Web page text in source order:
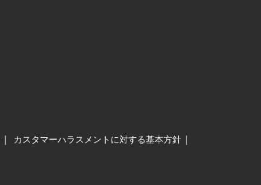
カスタマーハラスメントに対する基本方針